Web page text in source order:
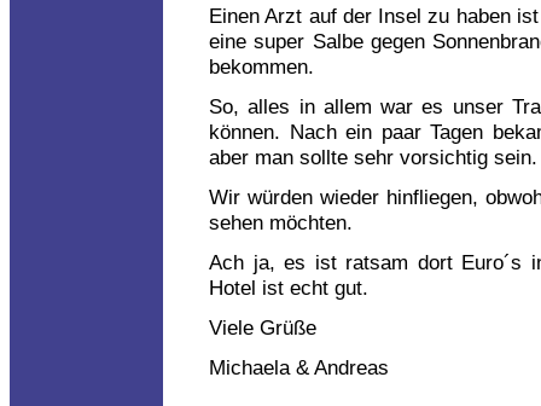
Einen Arzt auf der Insel zu haben
eine super Salbe gegen
bekommen.
So, alles in allem war es unser
können. Nach ein paar Tagen
aber man sollte sehr vorsichtig sein.
Wir würden wieder hinfliegen,
sehen möchten.
Ach ja, es ist ratsam dort Euro´s
Hotel ist echt gut.
Viele Grüße
Michaela & Andreas